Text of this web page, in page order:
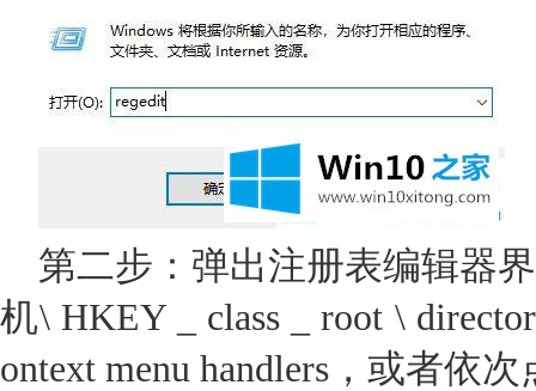
第二步：弹出注册表编辑器
机\ HKEY _ class _ root \
ontext menu handlers，或者依